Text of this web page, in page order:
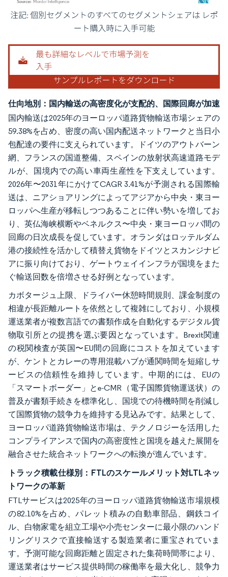
画像 © Mordor Intelligence。再利用にはCC BY 4.0の表示が必要です。
仕向地別：国内輸送の高密度化が支配的、国際回廊が加速
国内輸送は2025年のヨーロッパ道路貨物輸送市場シェアの
59.38%を占め、密度の高い国内配送ネットワークと当日小
包配達の要件に支えられています。ドイツのアウトバーン
網、フランスの国道整備、スペインの放射状高速道路モデ
ルが、国境内での高い車両生産性を下支えしています。
2026年〜2031年にかけてCAGR 3.41%が予測される国際輸
送は、ニアショアリングによってアジアから中央・東ヨー
ロッパへ生産が移転しつつあることに伴い勢いを増してお
り、英仏海峡横断やベネルクス〜中央・東ヨーロッパ間の
回廊の日次成長を促しています。オランダはロッテルダム
港の接続性を活かして積替え貨物をドイツとスカンジナビ
アに振り向けており、ゲートウェイインフラが国境をまた
ぐ輸送回数を倍増させる好例となっています。
カボタージュ上限、ドライバー休憩時間規則、課金制度の
相違が長距離ルートを依然として複雑にしており、小規模
運送業者が複数言語での書類作成を自動化するデジタル貨
物取引所との提携を選ぶ要因となっています。Brexit関連
の税関検査が英国〜EU間の回廊にコストを加えています
が、ケントとカレーの専用混載ハブが通関時間を短縮しサ
ービスの信頼性を維持しています。中期的には、EUの
「スマートボーダー」とe-CMR（電子国際貨物運送状）の
普及が書類手続きを標準化し、国境での待機時間を削減し
て国際貨物の競争力を維持する見込みです。結果として、
ヨーロッパ道路貨物輸送市場は、テクノロジーを活用した
コンプライアンスで国内の高密度性と国境を越えた展開を
融合させた統合ネットワークへの転換が進んでいます。
トラック積載仕様別：FTLのスケールメリット対LTLネッ
トワークの革新
FTLサービスは2025年のヨーロッパ道路貨物輸送市場規模
の82.10%を占め、パレット積みの自動車部品、鋼鉄コイ
ル、白物家電を組立工場や小売センターに最小限のハンド
リングリスクで直接輸送する製造業者に重宝されていま
す。予測可能な回廊距離と固定された集荷時間帯により、
運送業者はサービス提供時間の稼働率を最大化し、競争力